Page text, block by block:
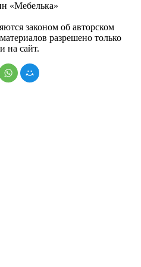
«Мебелька»
законом об авторском
разрешено только
на сайт.